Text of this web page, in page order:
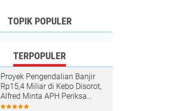
TOPIK POPULER
TERPOPULER
Proyek Pengendalian Banjir
Rp15,4 Miliar di Kebo Disorot,
Alfred Minta APH Periksa
Dugaan Material Ilegal